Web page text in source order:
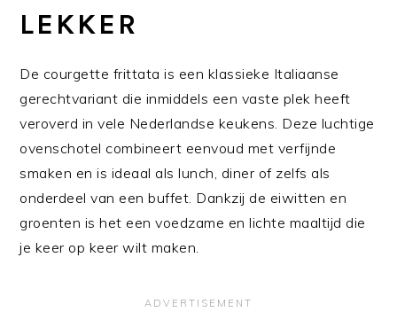
LEKKER
De courgette frittata is een klassieke Italiaanse
gerechtvariant die inmiddels een vaste plek heeft
veroverd in vele Nederlandse keukens. Deze luchtige
ovenschotel combineert eenvoud met verfijnde
smaken en is ideaal als lunch, diner of zelfs als
onderdeel van een buffet. Dankzij de eiwitten en
groenten is het een voedzame en lichte maaltijd die
je keer op keer wilt maken.